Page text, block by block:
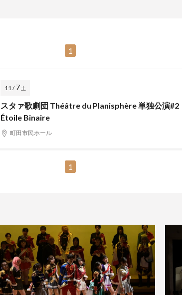
1
11 /7 土
スタァ歌劇団 Théâtre du Planisphère 単独公演#2
Étoile Binaire
町田市民ホール
1